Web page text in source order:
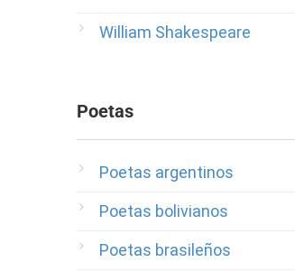
William Shakespeare
Poetas
Poetas argentinos
Poetas bolivianos
Poetas brasileños